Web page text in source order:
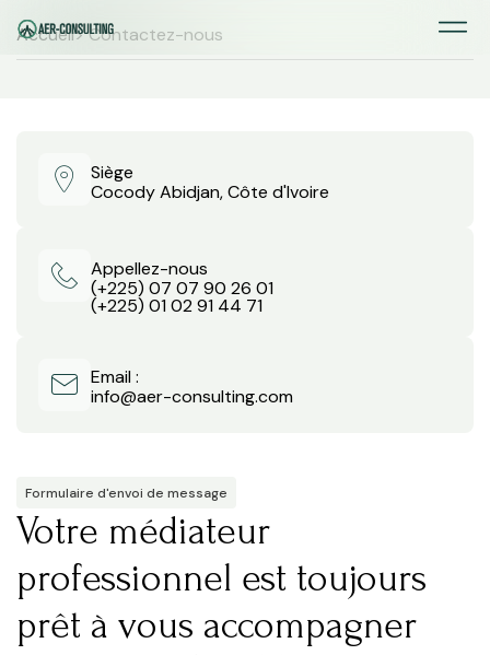
Accueil> Contactez-nous
Siège
Cocody Abidjan, Côte d'Ivoire
Appellez-nous
(+225) 07 07 90 26 01
(+225) 01 02 91 44 71
Email :
info@aer-consulting.com
Formulaire d'envoi de message
Votre médiateur
professionnel est toujours
prêt à vous accompagner